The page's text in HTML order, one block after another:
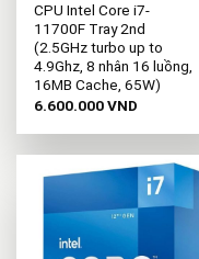
CPU Intel Core i7-
11700F Tray 2nd
(2.5GHz turbo up to
4.9Ghz, 8 nhân 16 luồng,
16MB Cache, 65W)
6.600.000VND